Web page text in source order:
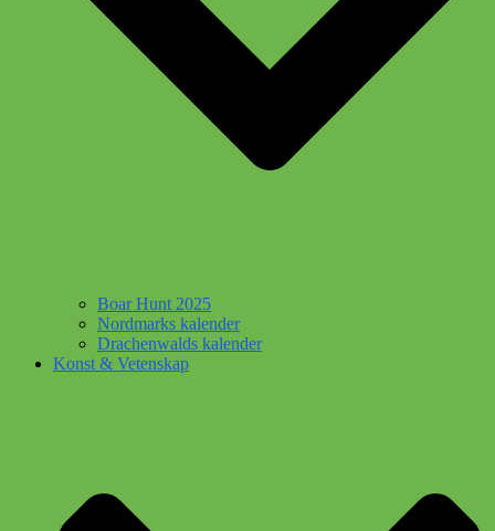
Boar Hunt 2025
Nordmarks kalender
Drachenwalds kalender
Konst & Vetenskap